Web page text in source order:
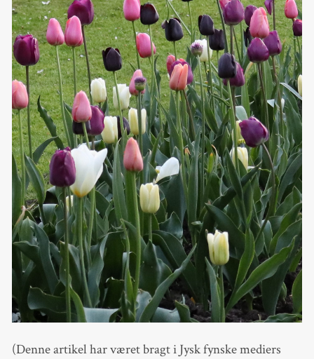
(Denne artikel har været bragt i Jysk fynske mediers